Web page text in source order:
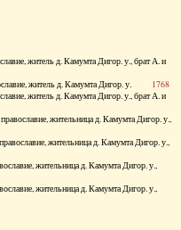
житель д. Камумта Дигор. у., брат А. и
житель д. Камумта Дигор. у. 1768
житель д. Камумта Дигор. у., брат А. и
жительница д. Камумта Дигор. у.,
жительница д. Камумта Дигор. у.,
жительница д. Камумта Дигор. у.,
жительница д. Камумта Дигор. у.,